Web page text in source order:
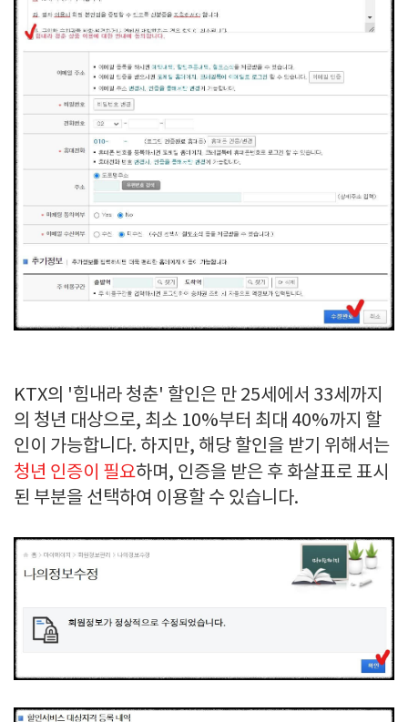
KTX의 '힘내라 청춘' 할인은 만 25세에서 33세까지
의 청년 대상으로, 최소 10%부터 최대 40%까지 할
인이 가능합니다. 하지만, 해당 할인을 받기 위해서는
청년 인증이 필요하며, 인증을 받은 후 화살표로 표시
된 부분을 선택하여 이용할 수 있습니다.